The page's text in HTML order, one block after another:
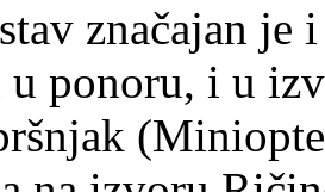
značajan je
ponoru, i u